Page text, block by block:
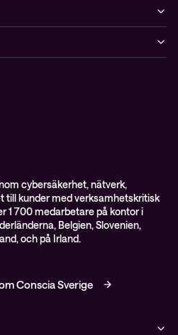
cybersäkerhet, nätverk,
till kunder med verksamhetskritisk
1 700 medarbetare på kontor i
Belgien, Slovenien,
och på Irland.
Conscia Sverige